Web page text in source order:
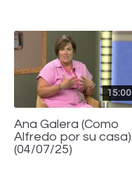
15:00
Ana Galera (Como
Alfredo por su casa)
(04/07/25)